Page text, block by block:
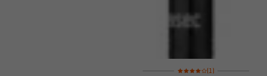
Note moyenne : 4 sur 5
(1)